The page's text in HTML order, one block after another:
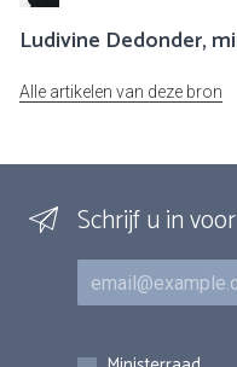
Ludivine Dedonder,
Alle artikelen van deze bron
Schrijf u in
E-mail
Inschrijvingen